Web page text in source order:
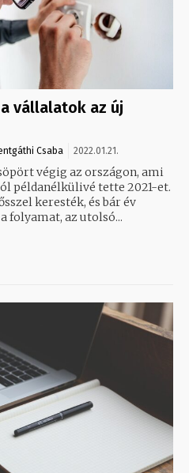
vállalatok az új
Csaba 2022.01.21.
végig az országon, ami
példanélkülivé tette 2021-et.
folyamat, az utolsó...